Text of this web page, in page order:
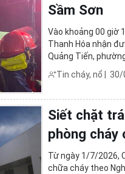
Sầm Sơn
Vào khoảng 00 giờ
Thanh Hóa nhận
Quảng Tiến,
Tin cháy, nổ
30/
Siết chặt
phòng cháy
Từ ngày 1/7/2026,
chữa cháy theo